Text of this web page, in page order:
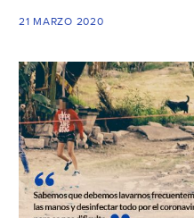
21 MARZO 2020